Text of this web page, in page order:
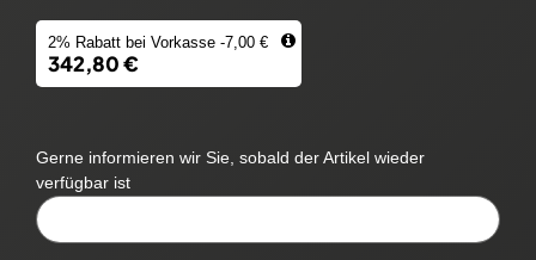
2% Rabatt bei Vorkasse -7,00 €
342,80 €
Gerne informieren wir Sie, sobald der Artikel wieder
verfügbar ist